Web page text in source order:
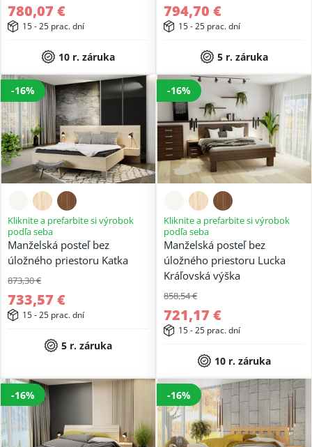
780,07 €
15 - 25 prac. dní
10 r. záruka
794,70 €
15 - 25 prac. dní
5 r. záruka
-16%
Kliknite a prefarbite si výrobok
podľa seba
Manželská posteľ bez
úložného priestoru Katka
873,30 €
733,57 €
15 - 25 prac. dní
5 r. záruka
-16%
Kliknite a prefarbite si výrobok
podľa seba
Manželská posteľ bez
úložného priestoru Lucka
Kráľovská výška
858,54 €
721,17 €
15 - 25 prac. dní
10 r. záruka
-16% -16%